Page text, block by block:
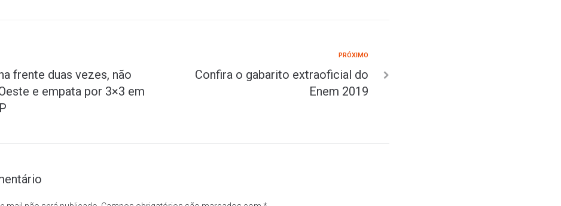
frente duas vezes, não
e empata por 3×3 em
PRÓXIMO
Confira o gabarito extraoficial do
Enem 2019